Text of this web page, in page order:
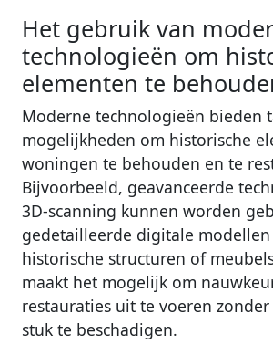
Het gebruik van
technologieën om
elementen te
Moderne technologieën bieden
mogelijkheden om historische
woningen te behouden en te
Bijvoorbeeld, geavanceerde
3D-scanning kunnen worden
gedetailleerde digitale modellen
historische structuren of
maakt het mogelijk om
restauraties uit te voeren
stuk te beschadigen.